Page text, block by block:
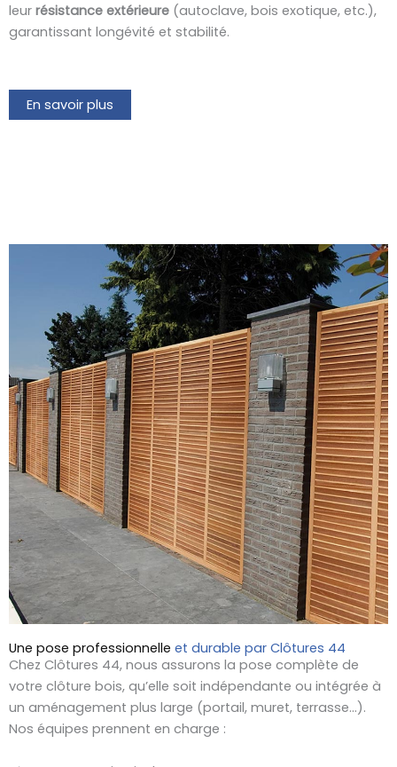
leur résistance extérieure (autoclave, bois exotique, etc.),
garantissant longévité et stabilité.
En savoir plus
Une pose professionnelle et durable par Clôtures 44
Chez Clôtures 44, nous assurons la pose complète de
votre clôture bois, qu’elle soit indépendante ou intégrée à
un aménagement plus large (portail, muret, terrasse…).
Nos équipes prennent en charge :